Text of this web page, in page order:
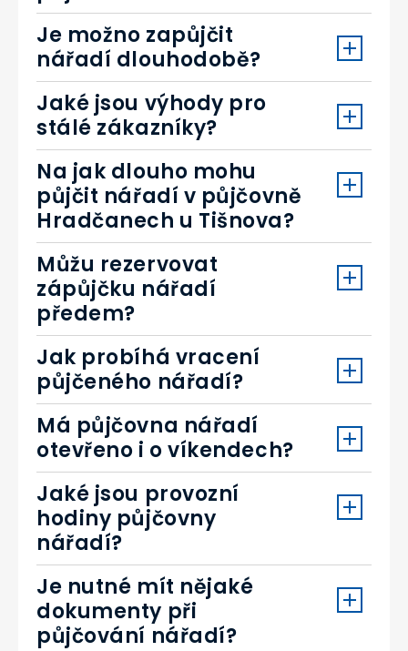
Je možno zapůjčit
nářadí dlouhodobě?
Jaké jsou výhody pro
stálé zákazníky?
Na jak dlouho mohu
půjčit nářadí v půjčovně
Hradčanech u Tišnova?
Můžu rezervovat
zápůjčku nářadí
předem?
Jak probíhá vracení
půjčeného nářadí?
Má půjčovna nářadí
otevřeno i o víkendech?
Jaké jsou provozní
hodiny půjčovny
nářadí?
Je nutné mít nějaké
dokumenty při
půjčování nářadí?